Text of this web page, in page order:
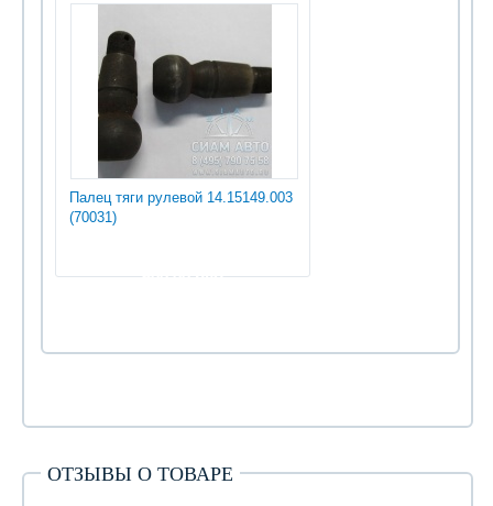
Палец тяги рулевой 14.15149.003
(70031)
600.00 руб
ОТЗЫВЫ О ТОВАРЕ